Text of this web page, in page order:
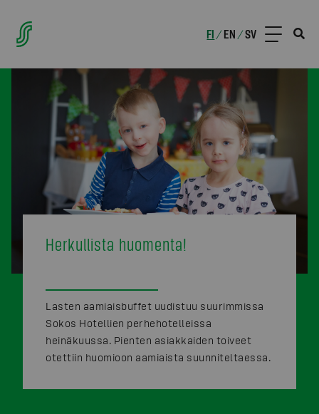
FI /EN /SV
Herkullista huomenta!
Lasten aamiaisbuffet uudistuu suurimmissa
Sokos Hotellien perhehotelleissa
heinäkuussa. Pienten asiakkaiden toiveet
otettiin huomioon aamiaista suunniteltaessa.